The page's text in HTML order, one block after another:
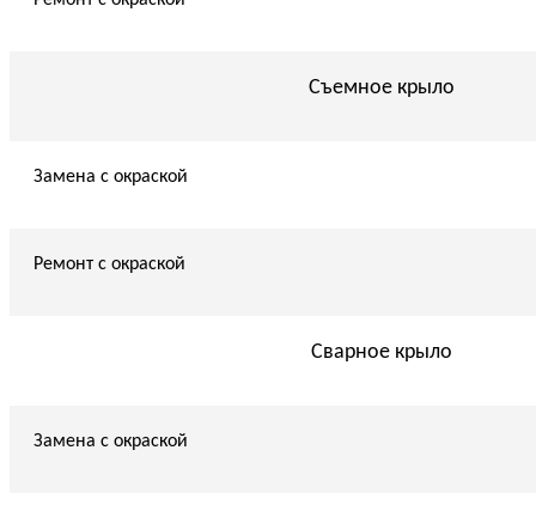
Съемное крыло
Замена с окраской
Ремонт с окраской
Сварное крыло
Замена с окраской